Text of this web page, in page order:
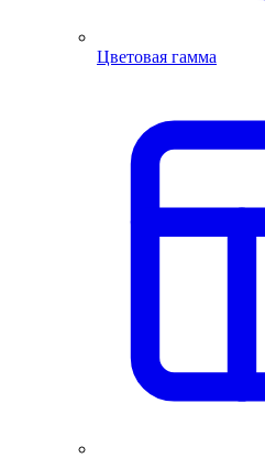
Цветовая гамма